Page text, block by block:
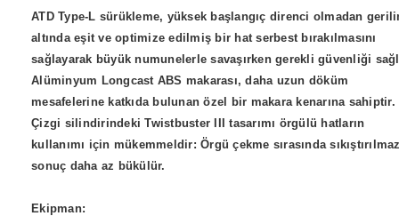
ATD Type-L sürükleme, yüksek başlangıç direnci olmadan
altında eşit ve optimize edilmiş bir hat serbest bırakılmasını
sağlayarak büyük numunelerle savaşırken gerekli güvenliği
Alüminyum Longcast ABS makarası, daha uzun döküm
mesafelerine katkıda bulunan özel bir makara kenarına sahiptir.
Çizgi silindirindeki Twistbuster III tasarımı örgülü hatların
kullanımı için mükemmeldir: Örgü çekme sırasında
sonuç daha az bükülür.
Ekipman: